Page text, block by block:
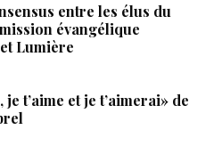
entre les élus du
évangélique
Lumière
je t’aime et je t’aimerai» de